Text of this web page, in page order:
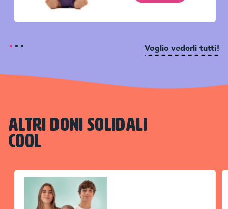
Voglio vederli tutti!
ALTRI DONI SOLIDALI
COOL